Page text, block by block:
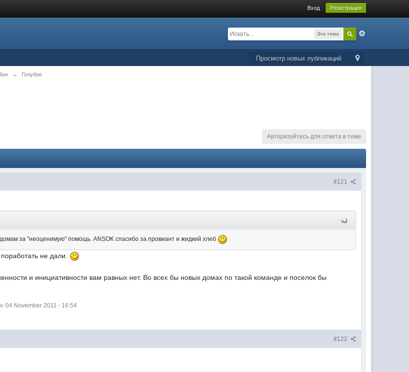
Вход Регистрация
Эта тема
Просмотр новых публикаций
→ Голубое
Авторизуйтесь для ответа в теме
#121
за "неоценимую" помощь. ANSOK спасибо за провиант и жидкий хлеб
не дали.
и инициативности вам равных нет. Во всех бы новых домах по такой команде и поселок бы
04 November 2011 - 16:54
#122